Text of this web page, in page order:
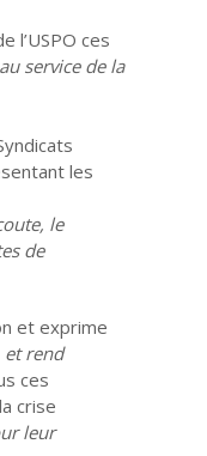
l’USPO ces
service de la
les
le
de
et exprime
et rend
ces
crise
leur